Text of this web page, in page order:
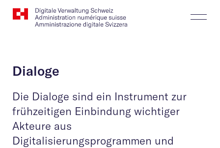
Website
Logo
Dialoge
Die Dialoge sind ein Instrument zur
frühzeitigen Einbindung wichtiger
Akteure aus
Digitalisierungsprogrammen und